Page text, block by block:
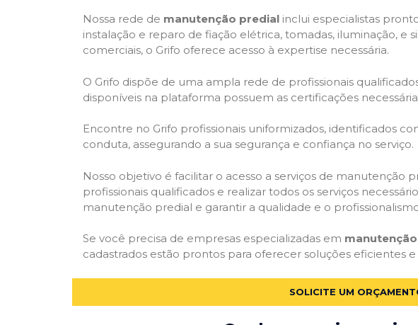
Nossa rede de manutenção predial inclui especialistas
instalação e reparo de fiação elétrica, tomadas, iluminação, e
comerciais, o Grifo oferece acesso à expertise necessária.
O Grifo dispõe de uma ampla rede de profissionais
disponíveis na plataforma possuem as certificações
Encontre no Grifo profissionais uniformizados, identificados
conduta, assegurando a sua segurança e confiança no serviço.
Nosso objetivo é facilitar o acesso a serviços de
profissionais qualificados e realizar todos os serviços
manutenção predial e garantir a qualidade e o
Se você precisa de empresas especializadas em manutenção
cadastrados estão prontos para oferecer soluções eficientes
SOLICITE UM